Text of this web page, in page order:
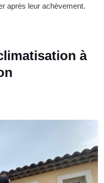
après leur achèvement.
à